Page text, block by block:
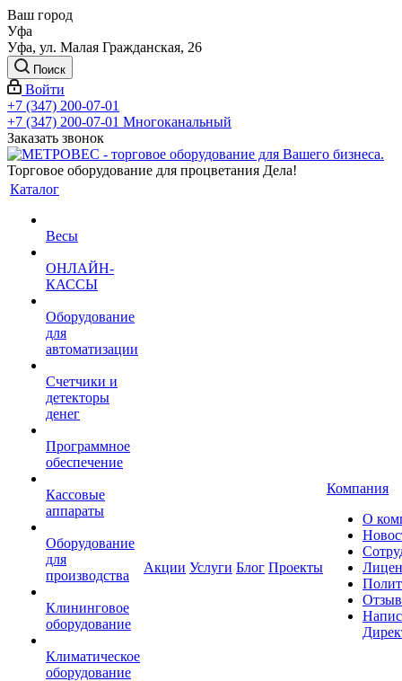
Ваш город
Уфа
Уфа, ул. Малая Гражданская, 26
Поиск
Войти
+7 (347) 200-07-01
+7 (347) 200-07-01 Многоканальный
Заказать звонок
Торговое оборудование для процветания Дела!
Каталог
Весы
ОНЛАЙН-
КАССЫ
Оборудование
для
автоматизации
Счетчики и
детекторы
денег
Программное
обеспечение
Кассовые
аппараты
Оборудование
для
производства
Клининговое
оборудование
Климатическое
оборудование
Акции Услуги Блог Проекты
Компания
О